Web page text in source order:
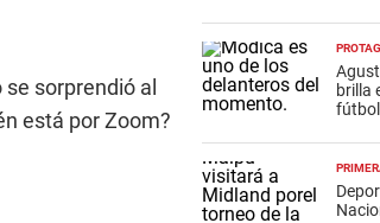
sorprendió al
está por Zoom?
brilla